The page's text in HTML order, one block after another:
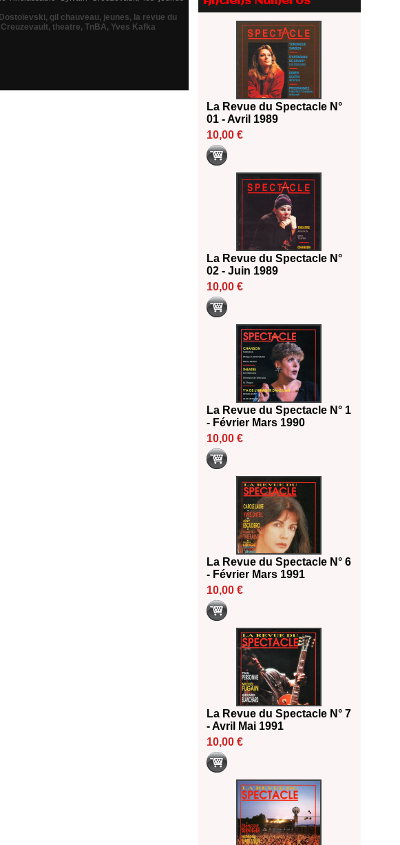
, gil chauveau, jeunes, la revue du
, theatre, TnBA, Yves Kafka
Le palmarès des prix SACD
Les 10 lauréats du Fonds
Grandes Formes Théâtre 2026
Nomination de Nathalie
Garraud et Olivier Saccomano à
la direction du Théâtre de
Gennevilliers - CDN
13/06/2026
Dispositif SACD Auteurs
d'espaces : les lauréats 2026
La Revue du Spectacle N°
01 - Avril 1989
10,00 €
La Revue du Spectacle N°
02 - Juin 1989
10,00 €
La Revue du Spectacle N° 1
- Février Mars 1990
10,00 €
La Revue du Spectacle N° 6
- Février Mars 1991
10,00 €
La Revue du Spectacle N° 7
- Avril Mai 1991
10,00 €